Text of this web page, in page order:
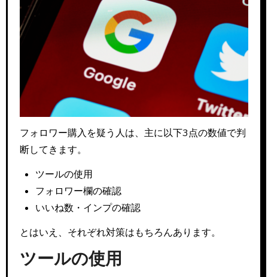
フォロワー購入を疑う人は、主に以下3点の数値で判
断してきます。
ツールの使用
フォロワー欄の確認
いいね数・インプの確認
とはいえ、それぞれ対策はもちろんあります。
ツールの使用